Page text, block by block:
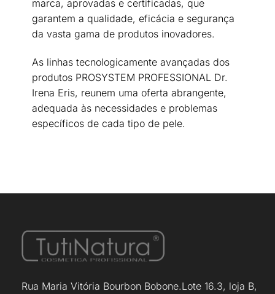
marca, aprovadas e certificadas, que
garantem a qualidade, eficácia e segurança
da vasta gama de produtos inovadores.
As linhas tecnologicamente avançadas dos
produtos PROSYSTEM PROFESSIONAL Dr.
Irena Eris, reunem uma oferta abrangente,
adequada às necessidades e problemas
específicos de cada tipo de pele.
Rua Maria Vitória Bourbon Bobone.Lote 16.3, loja B,